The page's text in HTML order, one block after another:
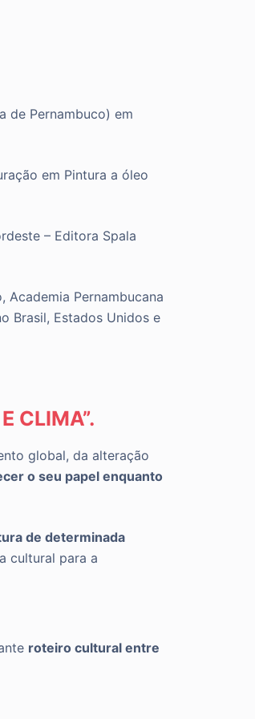
de Pernambuco) em
em Pintura a óleo
– Editora Spala
Academia Pernambucana
Brasil, Estados Unidos e
CLIMA”.
global, da alteração
o seu papel enquanto
de determinada
cultural para a
roteiro cultural entre